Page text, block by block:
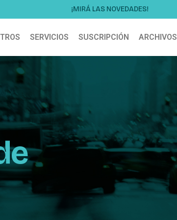
¡MIRÁ LAS NOVEDADES!
SERVICIOS SUSCRIPCIÓN ARCHIVOS